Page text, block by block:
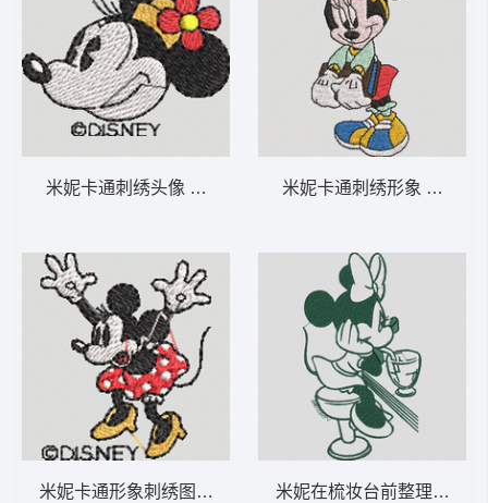
米妮卡通刺绣头像 米妮 48-DST格式
米妮卡通形象刺绣图案 米妮 47-DST格式
米妮卡通刺绣形象 米妮
米妮在梳妆台前整理头发